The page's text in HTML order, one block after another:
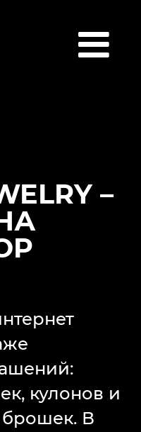
–
кулонов и
брошек. В